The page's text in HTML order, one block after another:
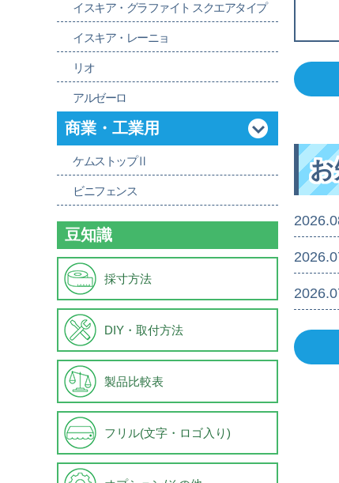
イスキア・グラファイト スクエアタイプ
イスキア・レーニョ
リオ
アルゼーロ
商業・工業用
ケムストップⅡ
ビニフェンス
豆知識
採寸方法
DIY・取付方法
製品比較表
フリル(文字・ロゴ入り)